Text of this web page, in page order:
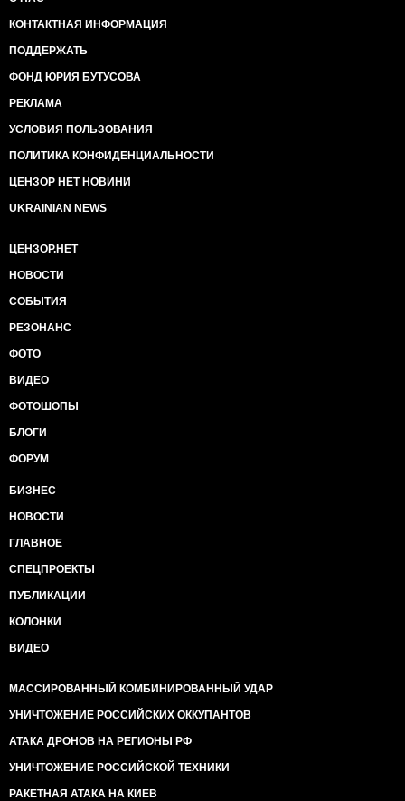
КОНТАКТНАЯ ИНФОРМАЦИЯ
ПОДДЕРЖАТЬ
ФОНД ЮРИЯ БУТУСОВА
РЕКЛАМА
УСЛОВИЯ ПОЛЬЗОВАНИЯ
ПОЛИТИКА КОНФИДЕНЦИАЛЬНОСТИ
ЦЕНЗОР НЕТ НОВИНИ
UKRAINIAN NEWS
ЦЕНЗОР.НЕТ
НОВОСТИ
СОБЫТИЯ
РЕЗОНАНС
ФОТО
ВИДЕО
ФОТОШОПЫ
БЛОГИ
ФОРУМ
БИЗНЕС
НОВОСТИ
ГЛАВНОЕ
СПЕЦПРОЕКТЫ
ПУБЛИКАЦИИ
КОЛОНКИ
ВИДЕО
МАССИРОВАННЫЙ КОМБИНИРОВАННЫЙ УДАР
УНИЧТОЖЕНИЕ РОССИЙСКИХ ОККУПАНТОВ
АТАКА ДРОНОВ НА РЕГИОНЫ РФ
УНИЧТОЖЕНИЕ РОССИЙСКОЙ ТЕХНИКИ
РАКЕТНАЯ АТАКА НА КИЕВ